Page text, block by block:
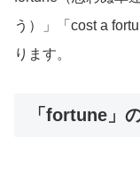
う）」「cost a
ります。
「fortune」